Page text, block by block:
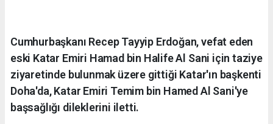
Cumhurbaşkanı Recep Tayyip Erdoğan, vefat eden
eski Katar Emiri Hamad bin Halife Al Sani için taziye
ziyaretinde bulunmak üzere gittiği Katar'ın başkenti
Doha'da, Katar Emiri Temim bin Hamed Al Sani'ye
başsağlığı dileklerini iletti.